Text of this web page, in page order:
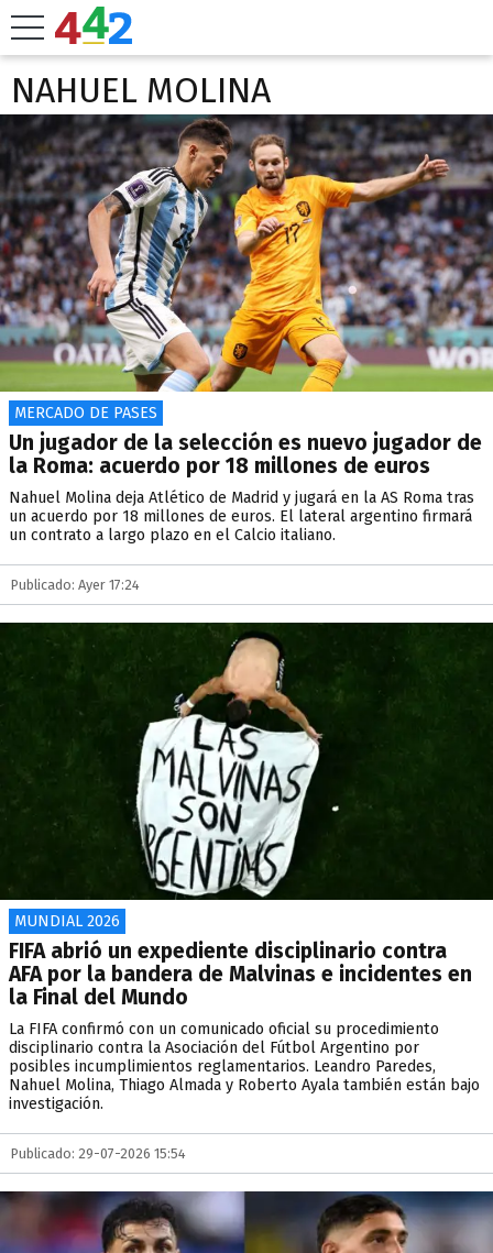
NAHUEL MOLINA
MERCADO DE PASES
Un jugador de la selección es nuevo jugador de
la Roma: acuerdo por 18 millones de euros
Nahuel Molina deja Atlético de Madrid y jugará en la AS Roma tras
un acuerdo por 18 millones de euros. El lateral argentino firmará
un contrato a largo plazo en el Calcio italiano.
Publicado: Ayer 17:24
MUNDIAL 2026
FIFA abrió un expediente disciplinario contra
AFA por la bandera de Malvinas e incidentes en
la Final del Mundo
La FIFA confirmó con un comunicado oficial su procedimiento
disciplinario contra la Asociación del Fútbol Argentino por
posibles incumplimientos reglamentarios. Leandro Paredes,
Nahuel Molina, Thiago Almada y Roberto Ayala también están bajo
investigación.
Publicado: 29-07-2026 15:54